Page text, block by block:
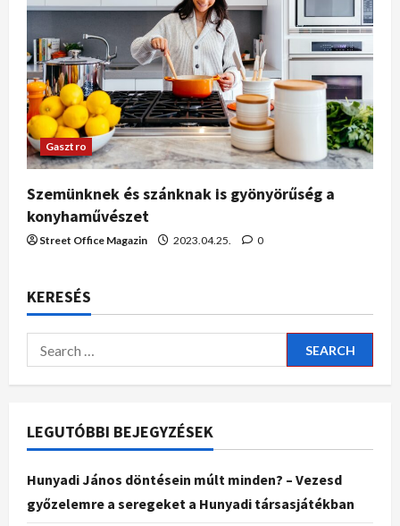
Gasztro
Szemünknek és szánknak is gyönyörűség a
konyhaművészet
Street Office Magazin 2023.04.25. 0
KERESÉS
LEGUTÓBBI BEJEGYZÉSEK
Hunyadi János döntésein múlt minden? – Vezesd
győzelemre a seregeket a Hunyadi társasjátékban